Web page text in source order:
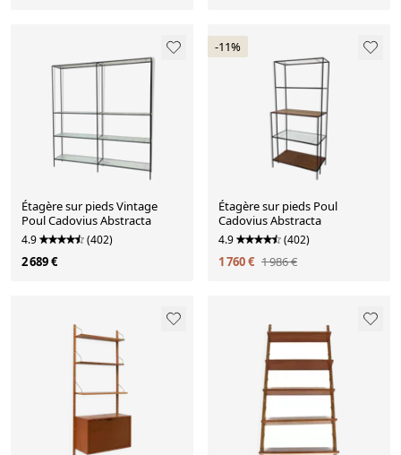
Étagère sur pieds Vintage
Poul Cadovius Abstracta
4.9 (402)
2 689 €
-11%
Étagère sur pieds Poul
Cadovius Abstracta
4.9 (402)
1 760 € 1 986 €